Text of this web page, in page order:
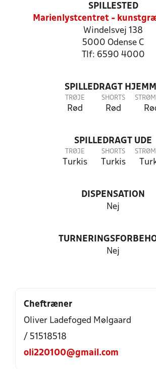
SPILLESTED
Marienlystcentret -
Windelsvej 138
5000 Odense C
Tlf: 6590 4000
SPILLEDRAGT
TRØJE
Rød
SHORTS
Rød
SPILLEDRAGT UDE
TRØJE
Turkis
SHORTS
Turkis
DISPENSATION
Nej
Nej
Cheftræner
Oliver Ladefoged Mølgaard
/ 51518518
oli220100@gmail.com